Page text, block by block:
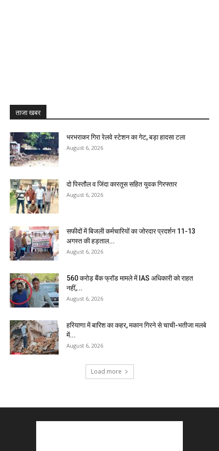
ताजा खबर
भरभराकर गिरा रेलवे स्टेशन का गेट, बड़ा हादसा टला
August 6, 2026
दो पिस्तौल व जिंदा कारतूस सहित युवक गिरफ्तार
August 6, 2026
सफीदों में बिजली कर्मचारियों का जोरदार प्रदर्शन 11-13
अगस्त की हड़ताल...
August 6, 2026
₹560 करोड़ बैंक फ्रॉड मामले में IAS अधिकारी को राहत
नहीं,...
August 6, 2026
हरियाणा में बारिश का कहर, मकान गिरने से चाची-भतीजा मलबे
में...
August 6, 2026
Load more